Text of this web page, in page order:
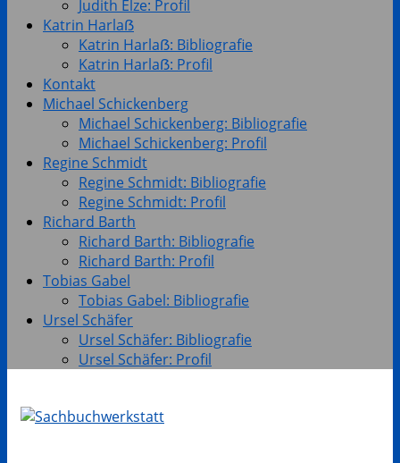
Judith Elze: Profil
Katrin Harlaẞ
Katrin Harlaẞ: Bibliografie
Katrin Harlaẞ: Profil
Kontakt
Michael Schickenberg
Michael Schickenberg: Bibliografie
Michael Schickenberg: Profil
Regine Schmidt
Regine Schmidt: Bibliografie
Regine Schmidt: Profil
Richard Barth
Richard Barth: Bibliografie
Richard Barth: Profil
Tobias Gabel
Tobias Gabel: Bibliografie
Ursel Schäfer
Ursel Schäfer: Bibliografie
Ursel Schäfer: Profil